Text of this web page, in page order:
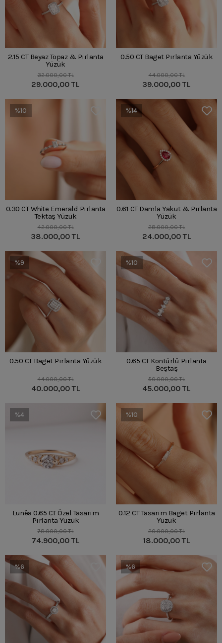
2.15 CT Beyaz Topaz & Pırlanta
Yüzük
32.000,00 TL
29.000,00 TL
0.50 CT Baget Pırlanta Yüzük
44.000,00 TL
39.000,00 TL
%10
0.30 CT White Emerald Pırlanta
Tektaş Yüzük
42.000,00 TL
38.000,00 TL
%14
0.61 CT Damla Yakut & Pırlanta
Yüzük
28.000,00 TL
24.000,00 TL
%9
0.50 CT Baget Pırlanta Yüzük
44.000,00 TL
40.000,00 TL
%10
0.65 CT Kontürlü Pırlanta
Beştaş
50.000,00 TL
45.000,00 TL
%4
Lunêa 0.65 CT Özel Tasarım
Pırlanta Yüzük
78.000,00 TL
74.900,00 TL
%10
0.12 CT Tasarım Baget Pırlanta
Yüzük
20.000,00 TL
18.000,00 TL
%6 %6